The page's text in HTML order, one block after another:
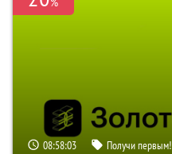
08:58:02 Получи первым!